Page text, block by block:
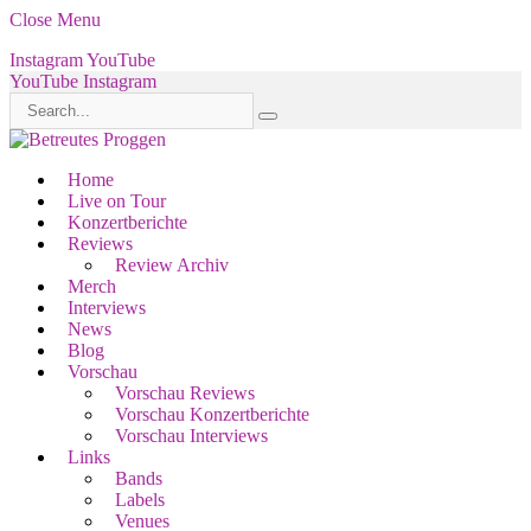
Close Menu
InstagramYouTube
YouTube Instagram
Home
Live on Tour
Konzertberichte
Reviews
Review Archiv
Merch
Interviews
News
Blog
Vorschau
Vorschau Reviews
Vorschau Konzertberichte
Vorschau Interviews
Links
Bands
Labels
Venues